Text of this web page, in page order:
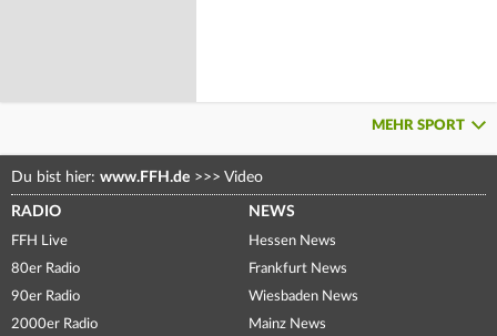
MEHR SPORT
Du bist hier: www.FFH.de >>> Video
RADIO
FFH Live
80er Radio
90er Radio
2000er Radio
NEWS
Hessen News
Frankfurt News
Wiesbaden News
Mainz News